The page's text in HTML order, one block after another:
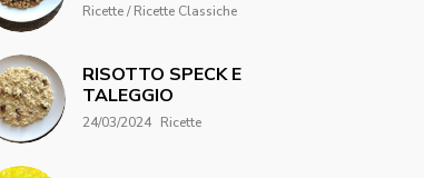
Ricette / Ricette Classiche
RISOTTO SPECK E
TALEGGIO
24/03/2024 Ricette